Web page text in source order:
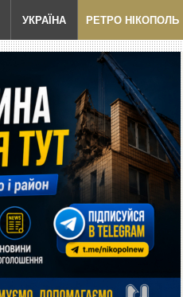
УКРАЇНА РЕТРО НІКОПОЛЬ